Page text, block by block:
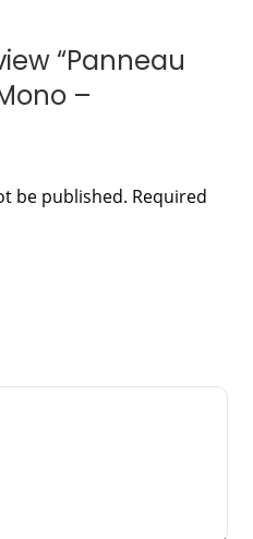
“Panneau
–
be published. Required